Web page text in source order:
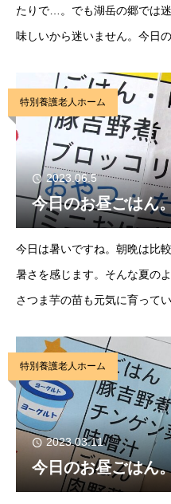
たりで…。でも湖岳の郷では
味しいから迷いません。今日
す。白和えも、みなさんには
特別養護老人ホーム
2023.06.5
今日のお昼ごはん
今日は暑いですね。朝晩は比
暑さを感じます。そんな夏の
さつま芋の苗も元気に育って
野煮”です。じゃがいもゴロゴ
特別養護老人ホーム
2023.03.11
今日のお昼ごはん